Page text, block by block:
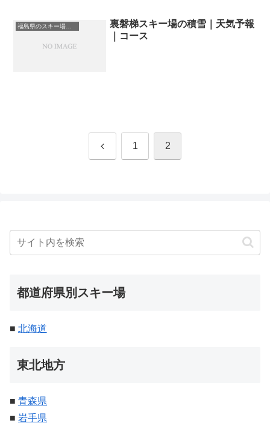
福島県のスキー場・ゲレンデの一覧
裏磐梯スキー場の積雪｜天気予報
｜コース
前 1 2
都道府県別スキー場
■ 北海道
東北地方
■ 青森県
■ 岩手県